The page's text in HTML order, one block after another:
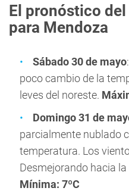
El pronóstico
para Mendoza
Sábado 30 de mayo
poco cambio de la
leves del noreste.
Domingo 31 de
parcialmente nublado
temperatura. Los
Desmejorando hacia
Mínima: 7ºC